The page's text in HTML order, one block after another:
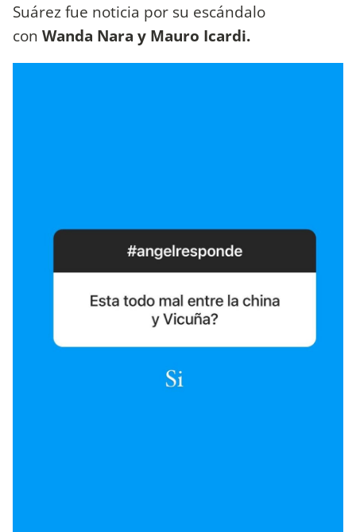
Suárez fue noticia por su escándalo
con Wanda Nara y Mauro Icardi.